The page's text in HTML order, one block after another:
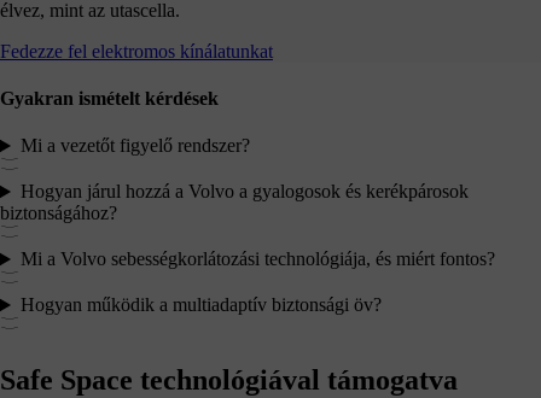
élvez, mint az utascella.
Fedezze fel elektromos kínálatunkat
Gyakran ismételt kérdések
Mi a vezetőt figyelő rendszer?
Hogyan járul hozzá a Volvo a gyalogosok és kerékpárosok
biztonságához?
Mi a Volvo sebességkorlátozási technológiája, és miért fontos?
Hogyan működik a multiadaptív biztonsági öv?
Safe Space technológiával támogatva